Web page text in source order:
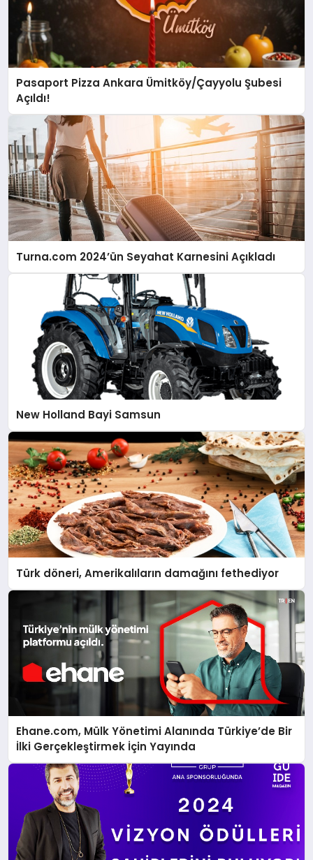
Pasaport Pizza Ankara Ümitköy/Çayyolu Şubesi
Açıldı!
Turna.com 2024’ün Seyahat Karnesini Açıkladı
New Holland Bayi Samsun
Türk döneri, Amerikalıların damağını fethediyor
Ehane.com, Mülk Yönetimi Alanında Türkiye’de Bir
İlki Gerçekleştirmek İçin Yayında